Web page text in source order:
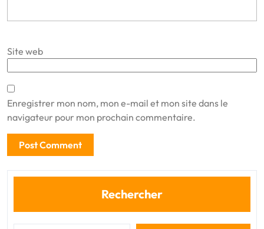
Site web
Enregistrer mon nom, mon e-mail et mon site dans le
navigateur pour mon prochain commentaire.
Rechercher